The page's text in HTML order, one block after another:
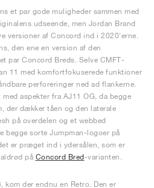
et par gode muligheder sammen med
udseende, men Jordan Brand
versioner af Concord ind i 2020'erne.
den ene en version af den
par Concord Breds. Selve CMFT-
11 med komfortfokuserede funktioner
perforeringer ned ad flankerne.
aspekter fra AJ11 OG, da begge
der dækker tåen og den laterale
på overdelen og et webbed
begge sorte Jumpman-logoer på
er præget ind i ydersålen, som er
på Concord Bred-varianten.
der endnu en Retro. Den er